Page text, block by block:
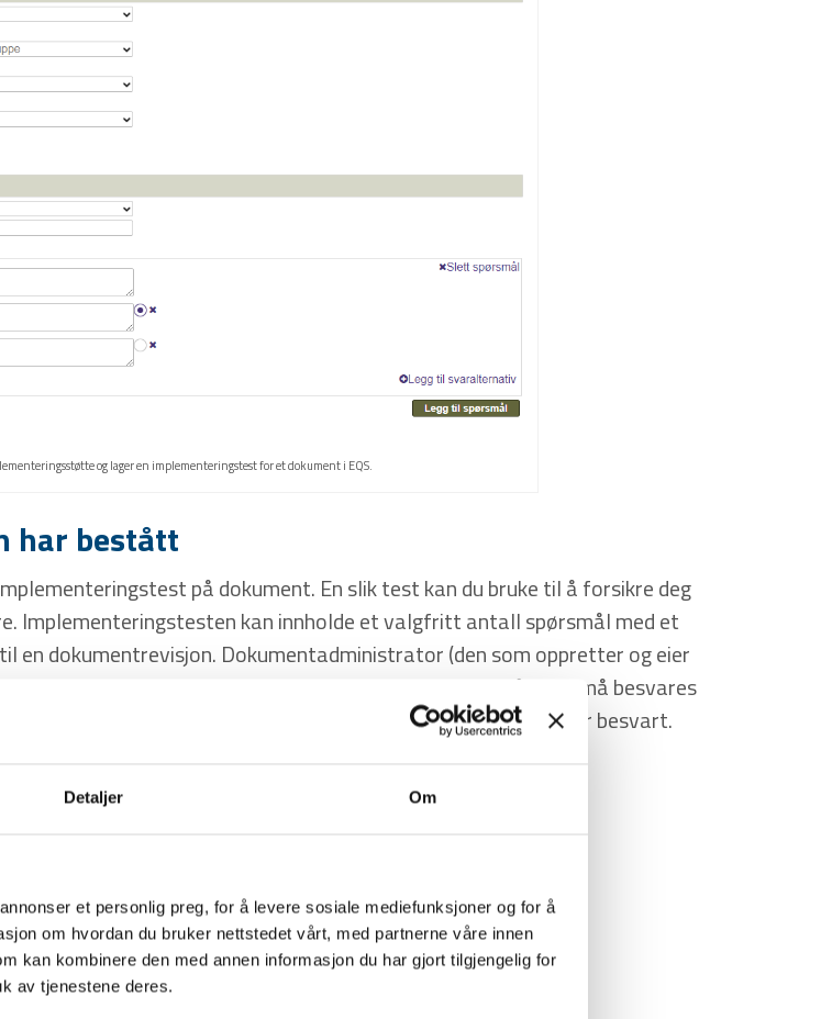
Detaljer Om
et personlig preg, for å levere sosiale mediefunksjoner og for å
om hvordan du bruker nettstedet vårt, med partnerne våre innen
kan kombinere den med annen informasjon du har gjort tilgjengelig for
av tjenestene deres.
og lager en implementeringstest for et dokument i EQS.
har bestått
på dokument. En slik test kan du bruke til å forsikre deg
Implementeringstesten kan innholde et valgfritt antall spørsmål med et
dokumentrevisjon. Dokumentadministrator (den som oppretter og eier
hvem testen skal gjelde for og hvor mange spørsmål som må besvares
å velge om brukerne skal få tilgang til å se fasit når testen er besvart.